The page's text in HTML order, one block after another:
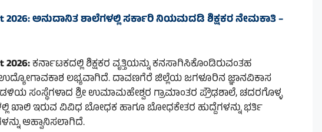
2026: ಅನುದಾನಿತ ಶಾಲೆಗಳಲ್ಲಿ ಸರ್ಕಾರಿ ನಿಯಮದಡಿ ಶಿಕ್ಷಕರ ನೇಮಕಾತಿ –
2026:ಕರ್ನಾಟಕದಲ್ಲಿ ಶಿಕ್ಷಕರ ವೃತ್ತಿಯನ್ನು ಕನಸಾಗಿಸಿಕೊಂಡಿರುವಂತಹ
ಲಭ್ಯವಾಗಿದೆ. ದಾವಣಗೆರೆ ಜಿಲ್ಲೆಯ ಜಗಳೂರಿನ ಜ್ಞಾನವಿಕಾಸ
ಸಂಸ್ಥೆಗಳಾದ ಶ್ರೀ ಉಮಾಮಹೇಶ್ವರ ಗ್ರಾಮಾಂತರ ಪ್ರೌಢಶಾಲೆ, ಚದರಗೊಳ್ಳ
ಖಾಲಿ ಇರುವ ವಿವಿಧ ಬೋಧಕ ಹಾಗೂ ಬೋಧಕೇತರ ಹುದ್ದೆಗಳನ್ನು ಭರ್ತಿ
ಆಹ್ವಾನಿಸಲಾಗಿದೆ.